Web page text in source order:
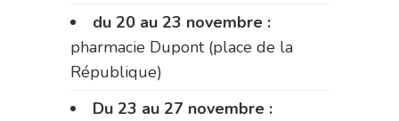
du 20 au 23 novembre :
pharmacie Dupont (place de la
République)
Du 23 au 27 novembre :